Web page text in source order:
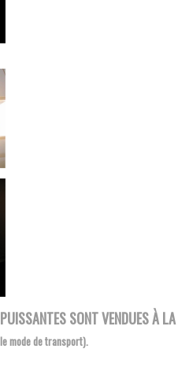
SONT VENDUES À LA
mode de transport).